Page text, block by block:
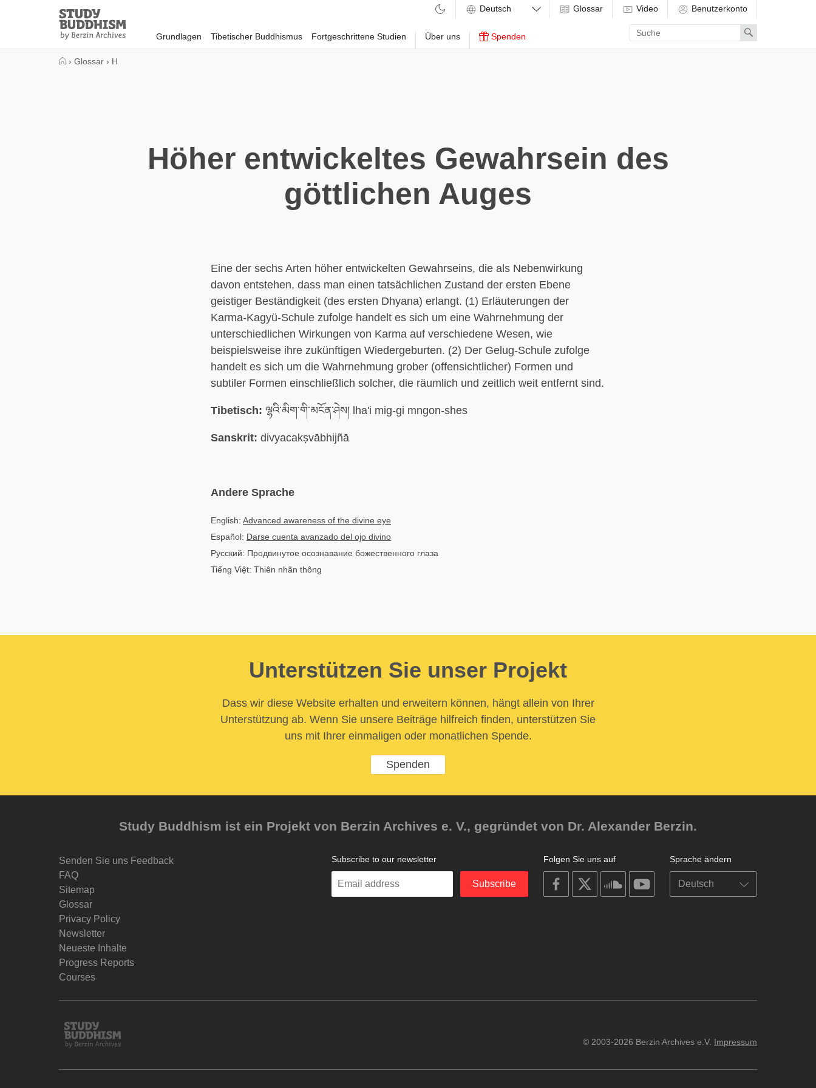
Study
Buddhism
Home
Grundlagen Tibetischer Buddhismus Fortgeschrittene Studien Über uns Spenden
Glossar Video Benutzerkonto
Enter
search
term
Search
› Glossar › H
Höher entwickeltes Gewahrsein des
göttlichen Auges
Eine der sechs Arten höher entwickelten Gewahrseins, die als Nebenwirkung
davon entstehen, dass man einen tatsächlichen Zustand der ersten Ebene
geistiger Beständigkeit (des ersten Dhyana) erlangt. (1) Erläuterungen der
Karma-Kagyü-Schule zufolge handelt es sich um eine Wahrnehmung der
unterschiedlichen Wirkungen von Karma auf verschiedene Wesen, wie
beispielsweise ihre zukünftigen Wiedergeburten. (2) Der Gelug-Schule zufolge
handelt es sich um die Wahrnehmung grober (offensichtlicher) Formen und
subtiler Formen einschließlich solcher, die räumlich und zeitlich weit entfernt sind.
Tibetisch: ལྷའི་མིག་གི་མངོན་ཤེས། lha'i mig-gi mngon-shes
Sanskrit: divyacakṣvābhijñā
Andere Sprache
English: Advanced awareness of the divine eye
Español: Darse cuenta avanzado del ojo divino
Русский: Продвинутое осознавание божественного глаза
Tiếng Việt: Thiên nhãn thông
Unterstützen Sie unser Projekt
Dass wir diese Website erhalten und erweitern können, hängt allein von Ihrer
Unterstützung ab. Wenn Sie unsere Beiträge hilfreich finden, unterstützen Sie
uns mit Ihrer einmaligen oder monatlichen Spende.
Spenden
Study Buddhism ist ein Projekt von Berzin Archives e. V., gegründet von Dr. Alexander Berzin.
Senden Sie uns Feedback
FAQ
Sitemap
Glossar
Privacy Policy
Newsletter
Neueste Inhalte
Progress Reports
Courses
Sprache ändern
Folgen Sie uns auf
on
facebook
on
on
soundcloudyoutube
Subscribe to our newsletter
Enter
Subscribe
Study
Buddhism
© 2003-2026 Berzin Archives e.V. Impressum